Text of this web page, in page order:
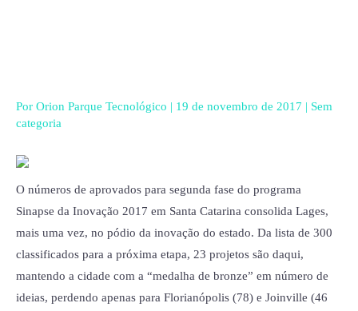
Por Orion Parque Tecnológico | 19 de novembro de 2017 | Sem
categoria
O números de aprovados para segunda fase do programa
Sinapse da Inovação 2017 em Santa Catarina consolida Lages,
mais uma vez, no pódio da inovação do estado. Da lista de 300
classificados para a próxima etapa, 23 projetos são daqui,
mantendo a cidade com a “medalha de bronze” em número de
ideias, perdendo apenas para Florianópolis (78) e Joinville (46